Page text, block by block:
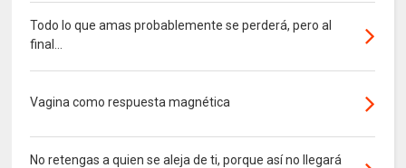
Todo lo que amas probablemente se perderá, pero al
final...
Vagina como respuesta magnética
No retengas a quien se aleja de ti, porque así no llegará